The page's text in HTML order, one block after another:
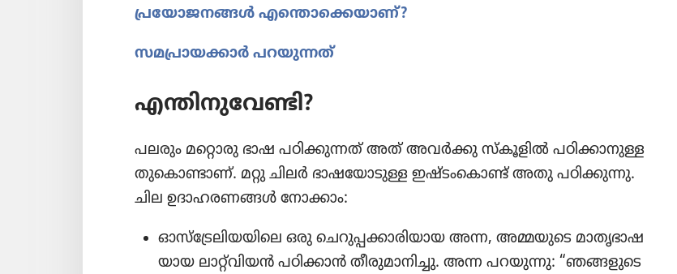
പ്രയോ​ജ​ന​ങ്ങൾ എന്തൊ​ക്കെ​യാണ്‌?
സമപ്രാ​യ​ക്കാർ പറയു​ന്നത്‌
എന്തിനു​വേ​ണ്ടി?
പലരും മറ്റൊരു ഭാഷ പഠിക്കു​ന്നത്‌ അത്‌ അവർക്കു സ്‌കൂ​ളിൽ പഠിക്കാ​നു​ള്ള​
തു​കൊ​ണ്ടാണ്‌. മറ്റു ചിലർ ഭാഷ​യോ​ടു​ള്ള ഇഷ്ടം​കൊണ്ട്‌ അതു പഠിക്കു​ന്നു.
ചില ഉദാഹ​ര​ണ​ങ്ങൾ നോക്കാം:
ഓസ്‌​ട്രേ​ലി​യ​യി​ലെ ഒരു ചെറു​പ്പ​ക്കാ​രി​യാ​യ അന്ന, അമ്മയുടെ മാതൃ​ഭാ​ഷ​
യാ​യ ലാറ്റ്‌വിയൻ പഠിക്കാൻ തീരു​മാ​നി​ച്ചു. അന്ന പറയുന്നു: “ഞങ്ങളുടെ